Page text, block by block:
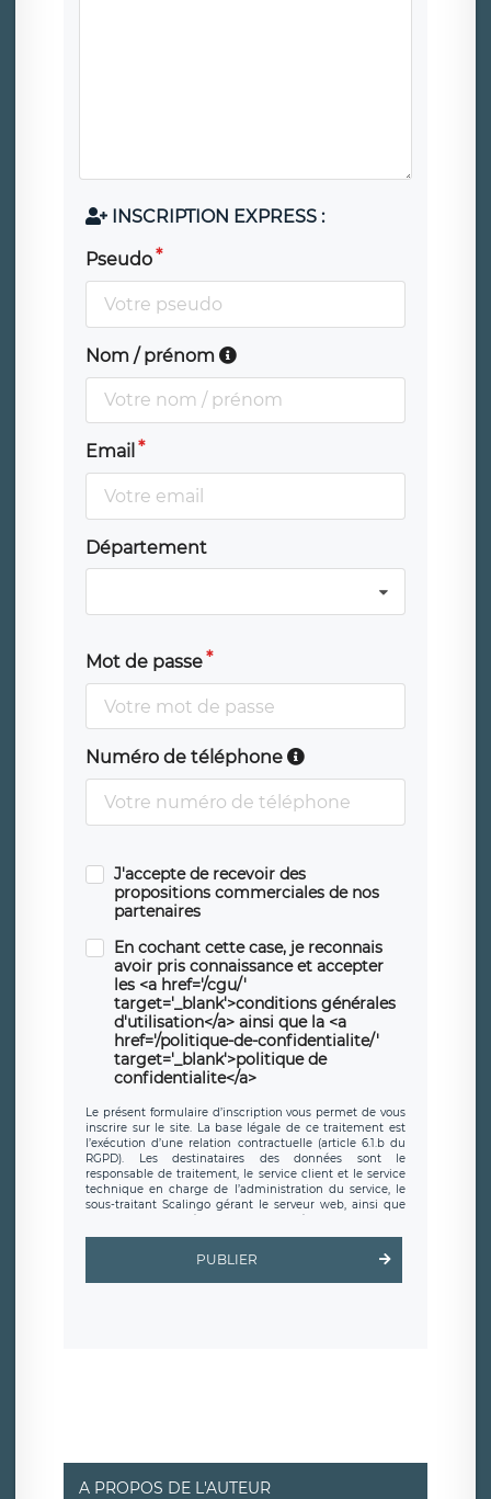
INSCRIPTION EXPRESS :
Pseudo
Nom / prénom
Email
Département
Mot de passe
Numéro de téléphone
J'accepte de recevoir des
propositions commerciales de nos
partenaires
En cochant cette case, je reconnais
avoir pris connaissance et accepter
les <a href='/cgu/'
target='_blank'>conditions générales
d'utilisation</a> ainsi que la <a
href='/politique-de-confidentialite/'
target='_blank'>politique de
confidentialite</a>
Le présent formulaire d’inscription vous permet de vous
inscrire sur le site. La base légale de ce traitement est
l’exécution d’une relation contractuelle (article 6.1.b du
RGPD). Les destinataires des données sont le
responsable de traitement, le service client et le service
technique en charge de l’administration du service, le
sous-traitant Scalingo gérant le serveur web, ainsi que
toute personne légalement autorisée. Le formulaire
d’inscription est hébergé sur un serveur hébergé par
clauses de
protection conformes au RGPD
. Les données collectées
sont conservées jusqu’à ce que l’Internaute en sollicite la
rue Léopold Sédar Senghor, joignable à l’adresse mail :
responsabledetraitement@legavox.fr. Vous avez
également le droit d’introduire une réclamation auprès
PUBLIER
A PROPOS DE L'AUTEUR